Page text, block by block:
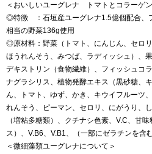
＜おいしいユーグレナ トマトとコラーゲン
◎特徴 ：石垣産ユーグレナ1.5億個配合、
相当の野菜136g使用
◎原材料：野菜（トマト、にんじん、セロ
ほうれんそう、みつば、ラディッシュ）、
デキストリン（食物繊維）、フィッシュコ
ナグラシリス、植物発酵エキス（黒砂糖、
ん、トマト、ゆず、かき、キウイフルーツ
れんそう、ピーマン、セロリ、にがうり、
（増粘多糖類）、クチナシ色素、V.C、甘
ス）、V.B6、V.B1、（一部にゼラチンを含む
＜微細藻類ユーグレナについて＞